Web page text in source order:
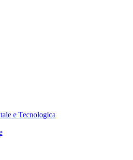
e Tecnologica